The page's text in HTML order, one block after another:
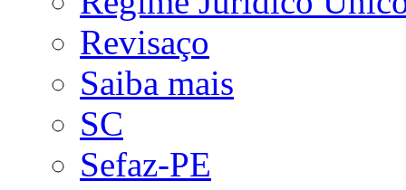
Revisaço
Saiba mais
SC
Sefaz-PE